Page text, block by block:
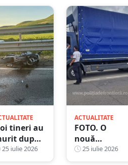
tineri au
după
25 iulie 2026
ACTUALITATE
FOTO. O
nouă
mobilizare
la frontiera
25 iulie 2026